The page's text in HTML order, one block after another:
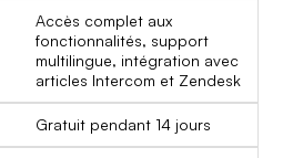
Accès complet aux
fonctionnalités, support
multilingue, intégration avec
articles Intercom et Zendesk
Gratuit pendant 14 jours